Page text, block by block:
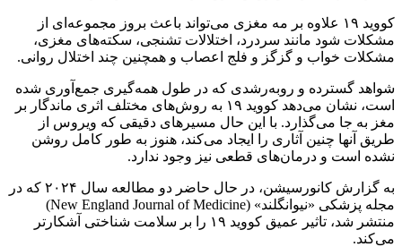
کووید ۱۹ علاوه بر مه مغزی می‌تواند باعث بروز مجموعه‌ای از
مشکلات شود مانند سردرد، اختلالات تشنجی، سکته‌های مغزی،
مشکلات خواب و گزگز و فلج اعصاب و همچنین چند اختلال روانی.
شواهد گسترده و روبه‌رشدی که در طول همه‌گیری جمع‌آوری شده
است، نشان می‌دهد کووید ۱۹ به روش‌های مختلف اثری ماندگار بر
مغز به جا می‌گذارد. با این حال مسیرهای دقیقی که ویروس از
طریق آنها چنین آثاری را ایجاد می‌کند، هنوز به طور کامل روشن
نشده است و درمان‌های قطعی نیز وجود ندارد.
به گزارش کانورسیشن، در حال حاضر دو مطالعه سال ۲۰۲۴ که در
مجله پزشکی «نیوانگلند» (New England Journal of Medicine)
منتشر شد، تاثیر عمیق کووید ۱۹ را بر سلامت شناختی آشکارتر
می‌کند.